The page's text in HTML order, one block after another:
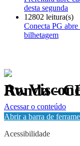
desta segunda
12802 leitura(s)
Conecta PG
bilhetagem
Av. Visconde de
Política de Privacidade.
Acessar o conteúdo
Abrir a barra de
Acessibilidade